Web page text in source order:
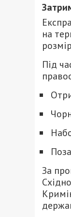
на
Під
За